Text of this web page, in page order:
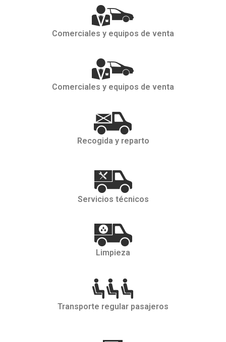
Comerciales y equipos de venta
Comerciales y equipos de venta
Recogida y reparto
Servicios técnicos
Limpieza
Transporte regular pasajeros